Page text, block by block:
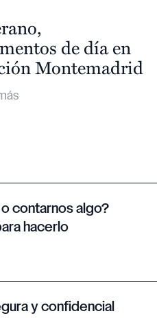
de día en
Montemadrid
contarnos algo?
hacerlo
y confidencial